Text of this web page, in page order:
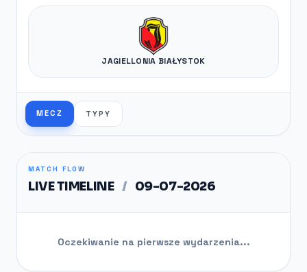
JAGIELLONIA BIAŁYSTOK
MECZ TYPY
MATCH FLOW
LIVE TIMELINE / 09-07-2026
Oczekiwanie na pierwsze wydarzenia...